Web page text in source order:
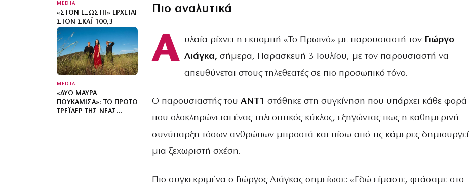
MEDIA
«ΣΤΟΝ ΕΞΏΣΤΗ» ΈΡΧΕΤΑΙ
ΣΤΟΝ ΣΚΑΪ 100,3
MEDIA
«ΔΎΟ ΜΑΎΡΑ
ΠΟΥΚΆΜΙΣΑ»: ΤΟ ΠΡΏΤΟ
ΤΡΈΙΛΕΡ ΤΗΣ ΝΈΑΣ
Πιο αναλυτικά
Α υλαία ρίχνει η εκπομπή «Το Πρωινό» με παρουσιαστή τονΓιώργο
Λιάγκα, σήμερα, Παρασκευή 3 Ιουλίου, με τον παρουσιαστή να
απευθύνεται στους τηλεθεατές σε πιο προσωπικό τόνο.
Ο παρουσιαστής του ANT1 στάθηκε στη συγκίνηση που υπάρχει κάθε φορά
που ολοκληρώνεται ένας τηλεοπτικός κύκλος, εξηγώντας πως η καθημερινή
συνύπαρξη τόσων ανθρώπων μπροστά και πίσω από τις κάμερες δημιουργεί
μια ξεχωριστή σχέση.
Πιο συγκεκριμένα ο Γιώργος Λιάγκας σημείωσε: «Εδώ είμαστε, φτάσαμε στο